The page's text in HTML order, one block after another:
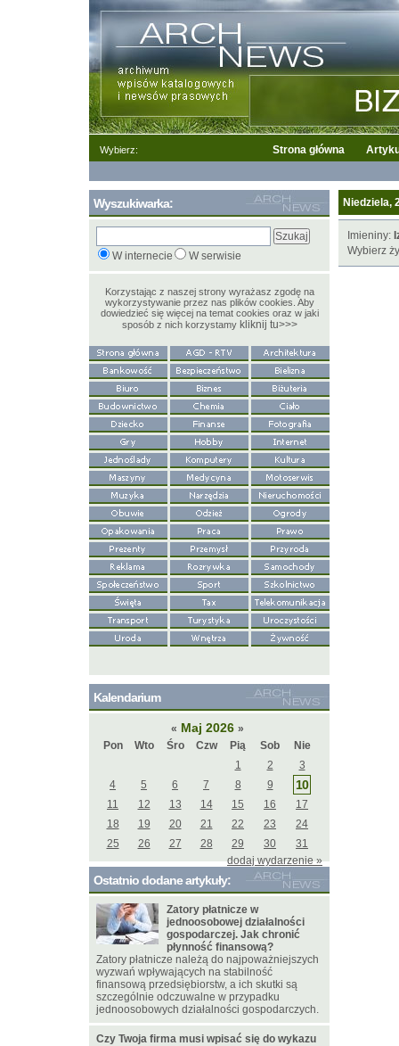
Wybierz: Strona główna
Niedziela,
Imieniny:
Wybierz
Wyszukiwarka:
W internecie W serwisie
Korzystając z naszej strony wyrażasz zgodę na
wykorzystywanie przez nas plików cookies. Aby
dowiedzieć się więcej na temat cookies oraz w jaki
sposób z nich korzystamy kliknij tu>>>
Kalendarium
« Maj 2026 »
Pon
Wto Śro Czw Pią Sob
Nie
1
2
3
4
5 6 7 8 9 10
11 12 13 14 15 16
17
18
19 20 21 22 23
24
25
26 27 28 29 30
31
dodaj wydarzenie »
Ostatnio dodane artykuły:
Zatory płatnicze w
jednoosobowej działalności
gospodarczej. Jak chronić
płynność finansową?
Zatory płatnicze należą do najpoważniejszych
wyzwań wpływających na stabilność
finansową przedsiębiorstw, a ich skutki są
szczególnie odczuwalne w przypadku
jednoosobowych działalności gospodarczych.
Czy Twoja firma musi wpisać się do wykazu